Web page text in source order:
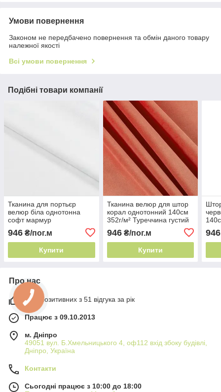
Умови повернення
Законом не передбачено повернення та обмін даного товару
належної якості
Всі умови повернення
Подібні товари компанії
Тканина для портьєр
велюр біла однотонна
софт мармур
вогнетривкий 280см 249г/
м² Туреччина густий ворс
946 ₴/пог.м
Купити
Тканина велюр для штор
корал однотонний 140см
352г/м² Туреччина густий
946₴/пог.м
Купити
946
Про нас
98% позитивних з 51 відгука за рік
Працює з 09.10.2013
м. Дніпро
49051 вул. Б.Хмельницького 4, оф112 вхід збоку будівлі,
Дніпро, Україна
Контакти
Сьогодні працює з 10:00 до 18:00